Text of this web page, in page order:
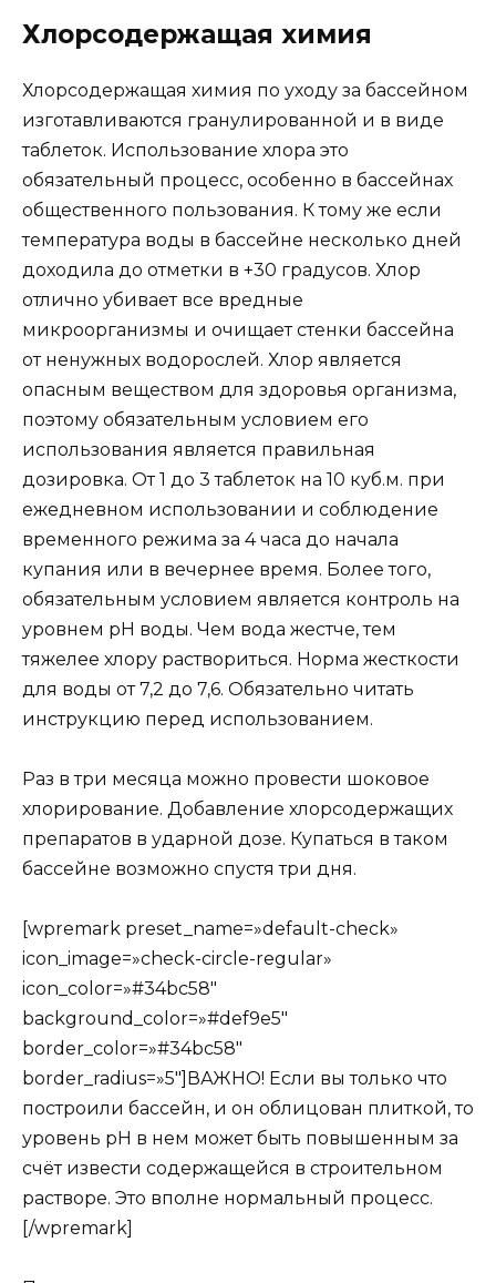
Хлорсодержащая химия
Хлорсодержащая химия по уходу за бассейном
изготавливаются гранулированной и в виде
таблеток. Использование хлора это
обязательный процесс, особенно в бассейнах
общественного пользования. К тому же если
температура воды в бассейне несколько дней
доходила до отметки в +30 градусов. Хлор
отлично убивает все вредные
микроорганизмы и очищает стенки бассейна
от ненужных водорослей. Хлор является
опасным веществом для здоровья организма,
поэтому обязательным условием его
использования является правильная
дозировка. От 1 до 3 таблеток на 10 куб.м. при
ежедневном использовании и соблюдение
временного режима за 4 часа до начала
купания или в вечернее время. Более того,
обязательным условием является контроль на
уровнем pH воды. Чем вода жестче, тем
тяжелее хлору раствориться. Норма жесткости
для воды от 7,2 до 7,6. Обязательно читать
инструкцию перед использованием.
Раз в три месяца можно провести шоковое
хлорирование. Добавление хлорсодержащих
препаратов в ударной дозе. Купаться в таком
бассейне возможно спустя три дня.
[wpremark preset_name=»default-check»
icon_image=»check-circle-regular»
icon_color=»#34bc58″
background_color=»#def9e5″
border_color=»#34bc58″
border_radius=»5″]ВАЖНО! Если вы только что
построили бассейн, и он облицован плиткой, то
уровень рН в нем может быть повышенным за
счёт извести содержащейся в строительном
растворе. Это вполне нормальный процесс.
[/wpremark]